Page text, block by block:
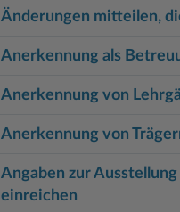
Änderungen mitteilen,
Anerkennung als
Anerkennung von
Anerkennung von
Angaben zur
einreichen